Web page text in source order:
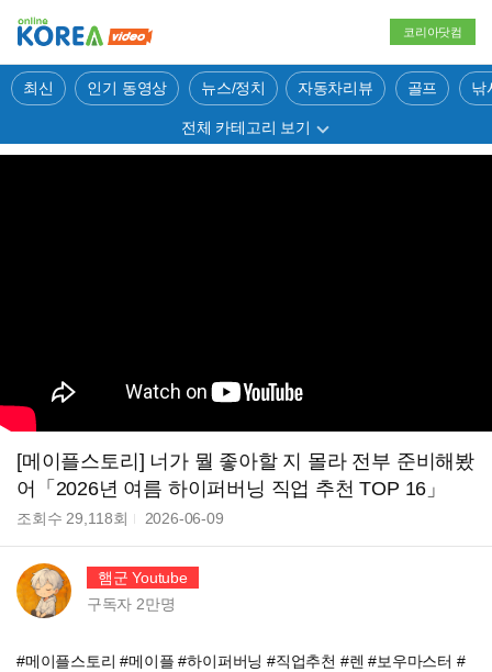
코리아닷컴
최신 인기 동영상 뉴스/정치 자동차리뷰 골프 낚
전체 카테고리 보기
[메이플스토리] 너가 뭘 좋아할 지 몰라 전부 준비해봤
어「2026년 여름 하이퍼버닝 직업 추천 TOP 16」
조회수 29,118회 2026-06-09
햄군 Youtube
구독자 2만명
#메이플스토리 #메이플 #하이퍼버닝 #직업추천 #렌 #보우마스터 #